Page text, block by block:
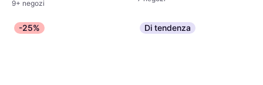
9+ negozi
-25% Di tendenza